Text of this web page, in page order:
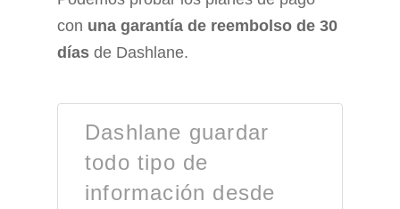
con una garantía de reembolso de 30
días de Dashlane.
Dashlane guardar
todo tipo de
información desde